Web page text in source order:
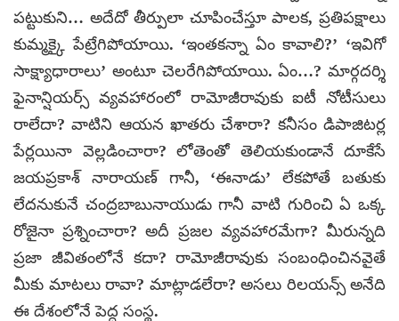
పట్టుకుని… అదేదో తీర్పులా చూపించేస్తూ పాలక, ప్రతిపక్షాలు
కుమ్మక్కై పేట్రేగిపోయాయి. ‘ఇంతకన్నా ఏం కావాలి?’ ‘ఇవిగో
సాక్ష్యాధారాలు’ అంటూ చెలరేగిపోయాయి. ఏం…? మార్గదర్శి
ఫైనాన్షియర్స్ వ్యవహారంలో రామోజీరావుకు ఐటీ నోటీసులు
రాలేదా? వాటిని ఆయన ఖాతరు చేశారా? కనీసం డిపాజిటర్ల
పేర్లయినా వెల్లడించారా? లోతెంతో తెలియకుండానే దూకేసే
జయప్రకాశ్ నారాయణ్ గానీ, ‘ఈనాడు’ లేకపోతే బతుకు
లేదనుకునే చంద్రబాబునాయుడు గానీ వాటి గురించి ఏ ఒక్క
రోజైనా ప్రశ్నించారా? అదీ ప్రజల వ్యవహారమేగా? మీరున్నది
ప్రజా జీవితంలోనే కదా? రామోజీరావుకు సంబంధించినవైతే
మీకు మాటలు రావా? మాట్లాడలేరా? అసలు రిలయన్స్ అనేది
ఈ దేశంలోనే పెద్ద సంస్థ.